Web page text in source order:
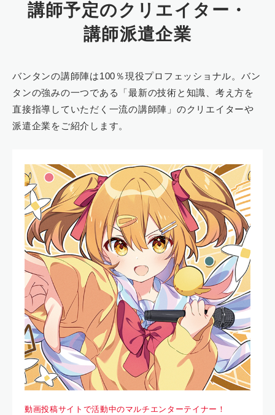
講師予定のクリエイター・
講師派遣企業
バンタンの講師陣は100％現役プロフェッショナル。バン
タンの強みの一つである「最新の技術と知識、考え方を
直接指導していただく一流の講師陣」のクリエイターや
派遣企業をご紹介します。
動画投稿サイトで活動中のマルチエンターテイナー！